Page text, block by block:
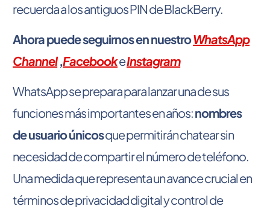
recuerda a los antiguos PIN de BlackBerry.
Ahora puede seguirnos en nuestroWhatsApp
Channel,FacebookeInstagram
WhatsApp se prepara para lanzar una de sus
funciones más importantes en años:nombres
de usuario únicosque permitirán chatear sin
necesidad de compartir el número de teléfono.
Una medida que representa un avance crucial en
términos de privacidad digital y control de